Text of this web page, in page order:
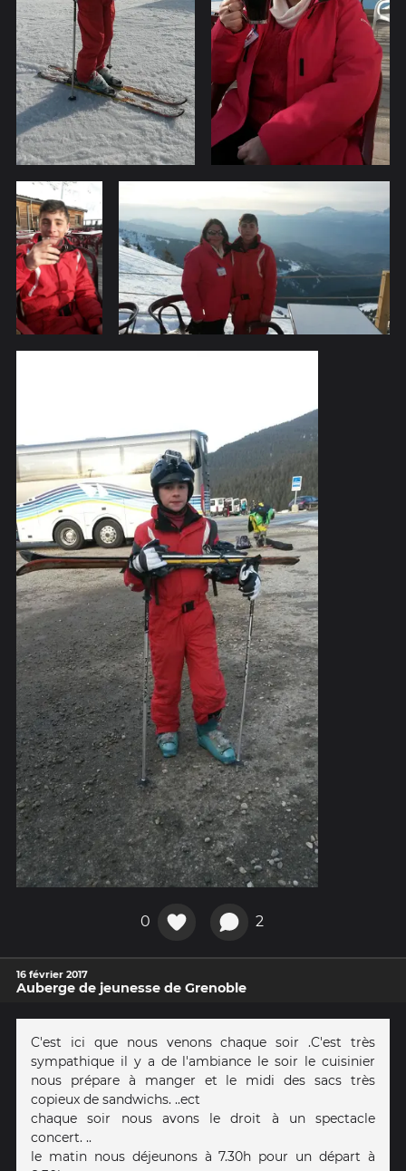
0 2
16 février 2017
Auberge de jeunesse de Grenoble
C'est ici que nous venons chaque soir .C'est très
sympathique il y a de l'ambiance le soir le cuisinier
nous prépare à manger et le midi des sacs très
copieux de sandwichs. ..ect
chaque soir nous avons le droit à un spectacle
concert. ..
le matin nous déjeunons à 7.30h pour un départ à